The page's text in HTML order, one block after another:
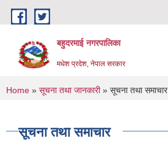
Skip to main content
बहुदरमाई नगरपालिका
मधेश प्रदेश, नेपाल सरकार
You are here
Home » सूचना तथा जानकारी» सूचना तथा समाचार
सूचना तथा समाचार